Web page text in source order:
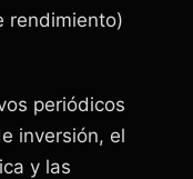
rendimiento)
periódicos
inversión, el
y las